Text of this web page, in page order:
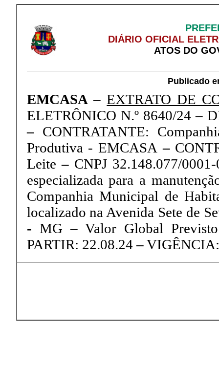
DIÁRIO OFICIAL
ATOS DO
Publicado
EMCASA–EXTRATO DE
ELETRÔNICO N.º 8640/24 –
–CONTRATANTE:
Produtiva - EMCASA–
Leite–CNPJ 32.148.077/
especializada para a
Companhia Municipal de
localizado na Avenida Sete de
- MG – Valor Global
PARTIR: 22.08.24–VIGÊNCIA: